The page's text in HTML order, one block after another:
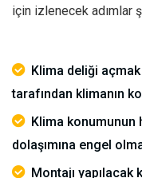
için izlenecek adımlar
Klima deliği
tarafından klimanın
Klima konumunun
dolaşımına engel
Montajı